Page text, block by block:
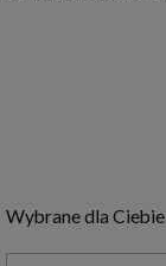
Wybrane dla Ciebie